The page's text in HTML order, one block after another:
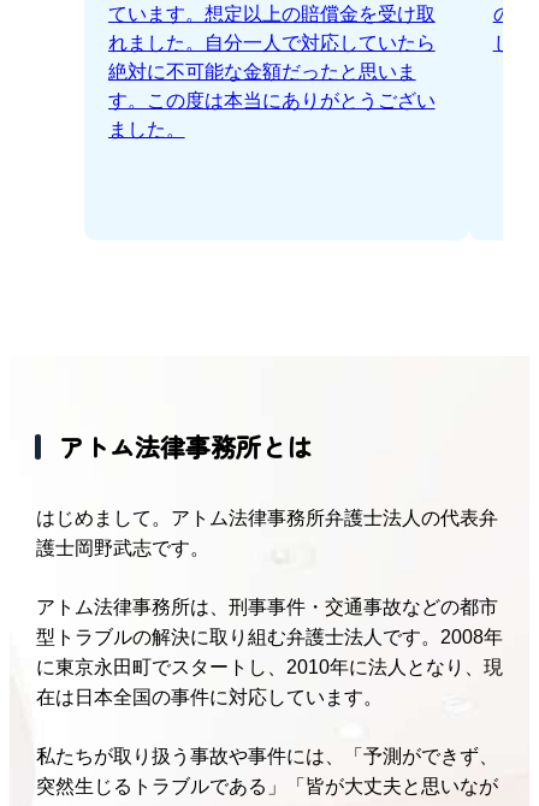
ています。想定以上の賠償金を受け取
れました。自分一人で対応していたら
絶対に不可能な金額だったと思いま
す。この度は本当にありがとうござい
ました。
の先
じま
アトム法律事務所とは
はじめまして。アトム法律事務所弁護士法人の代表弁
護士岡野武志です。
アトム法律事務所は、刑事事件・交通事故などの都市
型トラブルの解決に取り組む弁護士法人です。2008年
に東京永田町でスタートし、2010年に法人となり、現
在は日本全国の事件に対応しています。
私たちが取り扱う事故や事件には、「予測ができず、
突然生じるトラブルである」「皆が大丈夫と思いなが